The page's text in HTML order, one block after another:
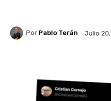
Por Pablo Terán Julio